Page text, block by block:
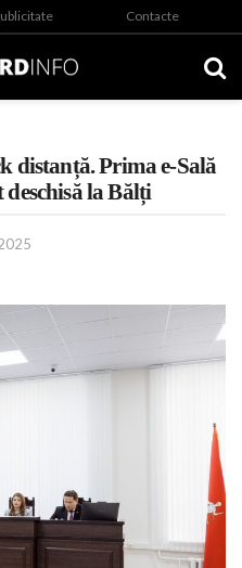
Contacte
distanță. Prima e-Sală
la Bălți